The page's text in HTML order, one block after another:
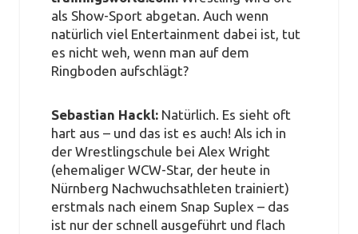
als Show-Sport abgetan. Auch wenn
natürlich viel Entertainment dabei ist, tut
es nicht weh, wenn man auf dem
Ringboden aufschlägt?
Sebastian Hackl: Natürlich. Es sieht oft
hart aus – und das ist es auch! Als ich in
der Wrestlingschule bei Alex Wright
(ehemaliger WCW-Star, der heute in
Nürnberg Nachwuchsathleten trainiert)
erstmals nach einem Snap Suplex – das
ist nur der schnell ausgeführt und flach